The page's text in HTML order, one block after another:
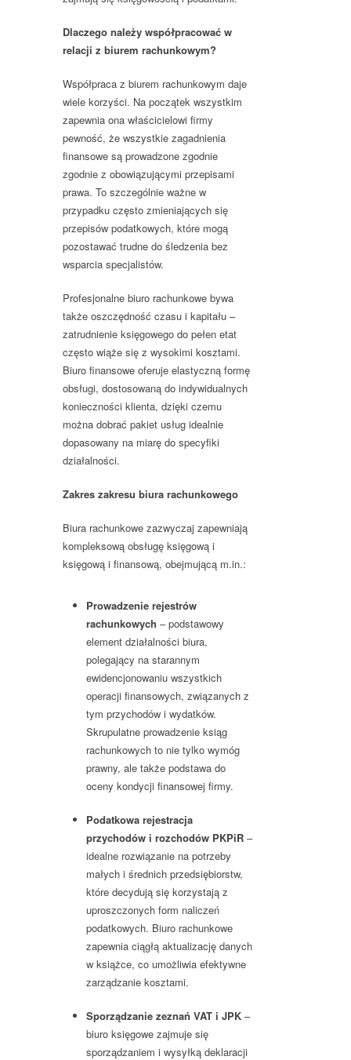
Dlaczego należy współpracować w
relacji z biurem rachunkowym?
Współpraca z biurem rachunkowym daje
wiele korzyści. Na początek wszystkim
zapewnia ona właścicielowi firmy
pewność, że wszystkie zagadnienia
finansowe są prowadzone zgodnie
zgodnie z obowiązującymi przepisami
prawa. To szczególnie ważne w
przypadku często zmieniających się
przepisów podatkowych, które mogą
pozostawać trudne do śledzenia bez
wsparcia specjalistów.
Profesjonalne biuro rachunkowe bywa
także oszczędność czasu i kapitału –
zatrudnienie księgowego do pełen etat
często wiąże się z wysokimi kosztami.
Biuro finansowe oferuje elastyczną formę
obsługi, dostosowaną do indywidualnych
konieczności klienta, dzięki czemu
można dobrać pakiet usług idealnie
dopasowany na miarę do specyfiki
działalności.
Zakres zakresu biura rachunkowego
Biura rachunkowe zazwyczaj zapewniają
kompleksową obsługę księgową i
księgową i finansową, obejmującą m.in.:
Prowadzenie rejestrów
rachunkowych – podstawowy
element działalności biura,
polegający na starannym
ewidencjonowaniu wszystkich
operacji finansowych, związanych z
tym przychodów i wydatków.
Skrupulatne prowadzenie ksiąg
rachunkowych to nie tylko wymóg
prawny, ale także podstawa do
oceny kondycji finansowej firmy.
Podatkowa rejestracja
przychodów i rozchodów PKPiR –
idealne rozwiązanie na potrzeby
małych i średnich przedsiębiorstw,
które decydują się korzystają z
uproszczonych form naliczeń
podatkowych. Biuro rachunkowe
zapewnia ciągłą aktualizację danych
w książce, co umożliwia efektywne
zarządzanie kosztami.
Sporządzanie zeznań VAT i JPK –
biuro księgowe zajmuje się
sporządzaniem i wysyłką deklaracji